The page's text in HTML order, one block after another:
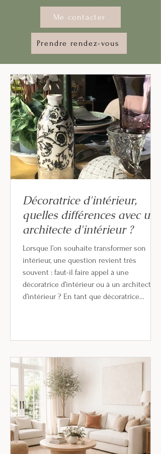
Me contacter
Prendre rendez-vous
Décoratrice d'intérieur,
quelles différences avec un
architecte d'intérieur ?
Lorsque l’on souhaite transformer son
intérieur, une question revient très
souvent : faut-il faire appel à une
décoratrice d’intérieur ou à un architecte
d’intérieur ? En tant que décoratrice
différents. Dans cet article, je vous
explique clairement la différence entre
décoratrice et architecte d’intérieur, et
surtout dans